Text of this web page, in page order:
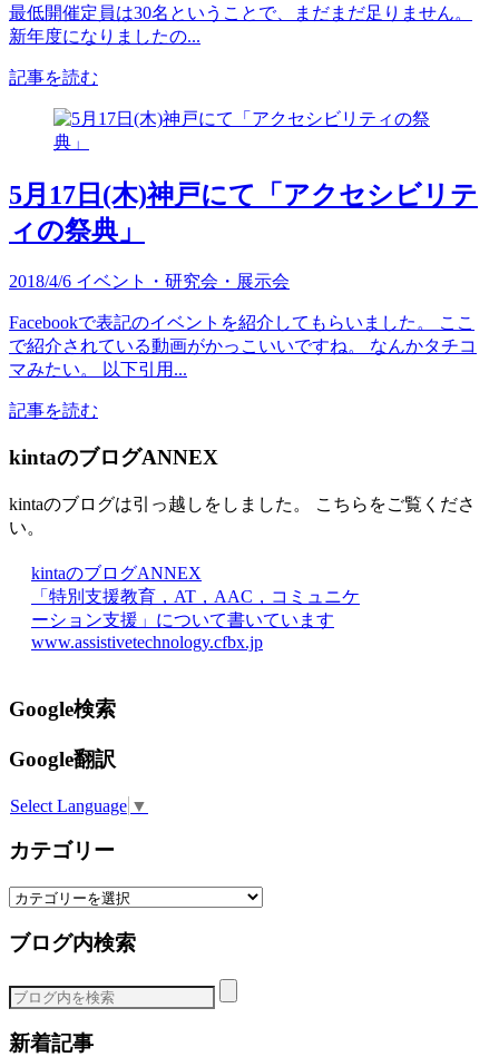
最低開催定員は30名ということで、まだまだ足りません。
新年度になりましたの...
記事を読む
5月17日(木)神戸にて「アクセシビリテ
ィの祭典」
2018/4/6 イベント・研究会・展示会
Facebookで表記のイベントを紹介してもらいました。 ここ
で紹介されている動画がかっこいいですね。 なんかタチコ
マみたい。 以下引用...
記事を読む
kintaのブログANNEX
kintaのブログは引っ越しをしました。 こちらをご覧くださ
い。
kintaのブログANNEX
「特別支援教育，AT，AAC，コミュニケ
ーション支援」について書いています
www.assistivetechnology.cfbx.jp
Google検索
Google翻訳
Select Language ▼
カテゴリー
カ
ゴ
ー
ブログ内検索
新着記事